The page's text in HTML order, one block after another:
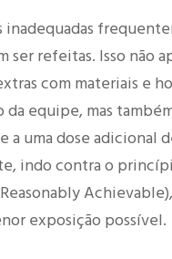
inadequadas
ser refeitas. Isso não
com materiais e
da equipe, mas
a uma dose adicional
indo contra o
exposição possível.